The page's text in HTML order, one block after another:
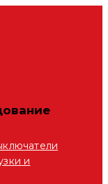
и